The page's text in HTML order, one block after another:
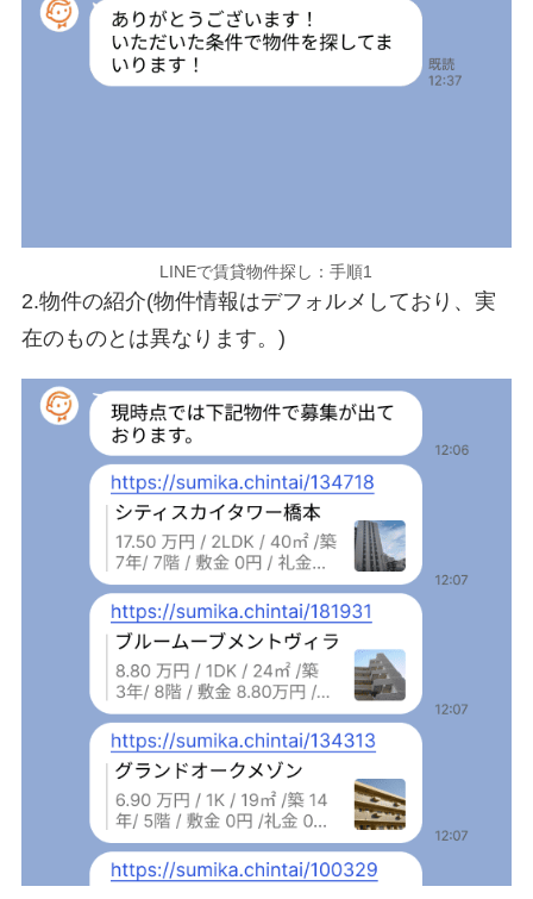
LINEで賃貸物件探し：手順1
2.物件の紹介(物件情報はデフォルメしており、実
在のものとは異なります。)